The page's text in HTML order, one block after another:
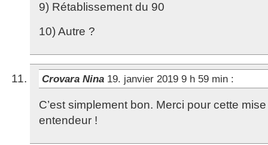
9) Rétablissement du 90
10) Autre ?
Crovara Nina 19. janvier 2019 9 h 59 min :
C’est simplement bon. Merci pour cette
entendeur !